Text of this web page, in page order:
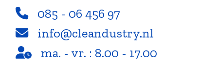
085 - 06 456 97
info@cleandustry.nl
ma. - vr. : 8.00 - 17.00